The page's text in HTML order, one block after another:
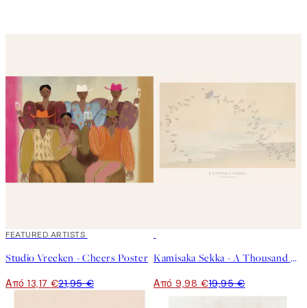
40%*
FEATURED ARTISTS
Studio Vreeken - Cheers Poster
Από 13,17 €21,95 €
Kamisaka Sekka - A Thousand Grasses Pl.09 Poster
Από 9,98 €19,95 €